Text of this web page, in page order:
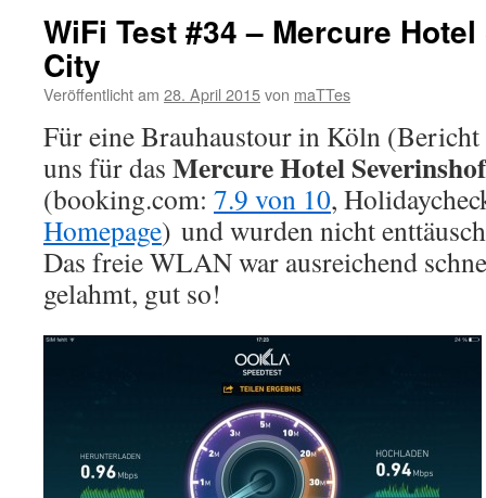
WiFi Test #34 – Mercure
City
Veröffentlicht am 28. April 2015von maTTes
Für eine Brauhaustour in Köln
uns für das Mercure Hotel
(booking.com: 7.9 von 10,
Homepage) und wurden nicht
Das freie WLAN war ausreichend
gelahmt, gut so!